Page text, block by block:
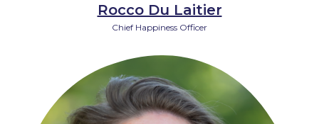
Rocco Du Laitier
Chief Happiness Officer